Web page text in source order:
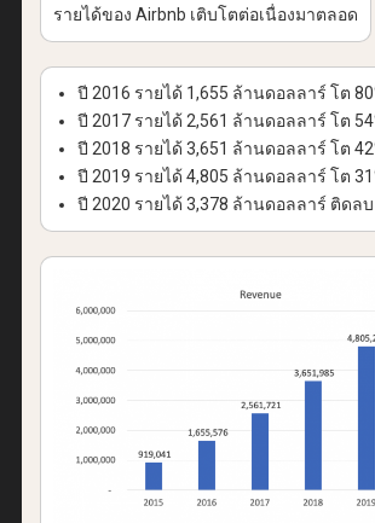
รายได้ของ Airbnb เติบโตต่อเนื่องมาตลอด
ปี 2016 รายได้ 1,655 ล้านดอลลาร์ โต
ปี 2017 รายได้ 2,561 ล้านดอลลาร์ โต
ปี 2018 รายได้ 3,651 ล้านดอลลาร์ โต
ปี 2019 รายได้ 4,805 ล้านดอลลาร์ โต
ปี 2020 รายได้ 3,378 ล้านดอลลาร์ ติดลบ